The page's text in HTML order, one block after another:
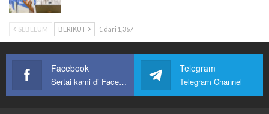
SEBELUM BERIKUT 1 dari 1,367
Facebook
Sertai kami di Facebook
Telegram
Telegram Channel